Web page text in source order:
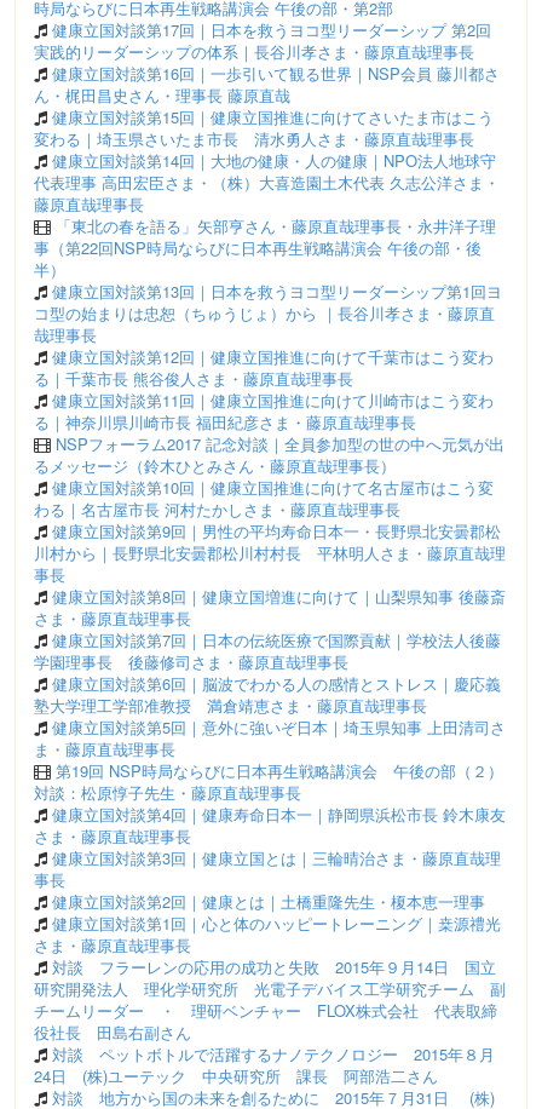
時局ならびに日本再生戦略講演会 午後の部・第2部
健康立国対談第17回｜日本を救うヨコ型リーダーシップ 第2回
実践的リーダーシップの体系｜長谷川孝さま・藤原直哉理事長
健康立国対談第16回｜一歩引いて観る世界｜NSP会員 藤川都さ
ん・梶田昌史さん・理事長 藤原直哉
健康立国対談第15回｜健康立国推進に向けてさいたま市はこう
変わる｜埼玉県さいたま市長 清水勇人さま・藤原直哉理事長
健康立国対談第14回｜大地の健康・人の健康｜NPO法人地球守
代表理事 高田宏臣さま・（株）大喜造園土木代表 久志公洋さま・
藤原直哉理事長
「東北の春を語る」矢部亨さん・藤原直哉理事長・永井洋子理
事（第22回NSP時局ならびに日本再生戦略講演会 午後の部・後
半）
健康立国対談第13回｜日本を救うヨコ型リーダーシップ第1回ヨ
コ型の始まりは忠恕（ちゅうじょ）から ｜長谷川孝さま・藤原直
哉理事長
健康立国対談第12回｜健康立国推進に向けて千葉市はこう変わ
る｜千葉市長 熊谷俊人さま・藤原直哉理事長
健康立国対談第11回｜健康立国推進に向けて川崎市はこう変わ
る｜神奈川県川崎市長 福田紀彦さま・藤原直哉理事長
NSPフォーラム2017 記念対談｜全員参加型の世の中へ元気が出
るメッセージ（鈴木ひとみさん・藤原直哉理事長）
健康立国対談第10回｜健康立国推進に向けて名古屋市はこう変
わる｜名古屋市長 河村たかしさま・藤原直哉理事長
健康立国対談第9回｜男性の平均寿命日本一・長野県北安曇郡松
川村から｜長野県北安曇郡松川村村長 平林明人さま・藤原直哉理
事長
健康立国対談第8回｜健康立国増進に向けて｜山梨県知事 後藤斎
さま・藤原直哉理事長
健康立国対談第7回｜日本の伝統医療で国際貢献｜学校法人後藤
学園理事長 後藤修司さま・藤原直哉理事長
健康立国対談第6回｜脳波でわかる人の感情とストレス｜慶応義
塾大学理工学部准教授 満倉靖恵さま・藤原直哉理事長
健康立国対談第5回｜意外に強いぞ日本｜埼玉県知事 上田清司さ
ま・藤原直哉理事長
第19回 NSP時局ならびに日本再生戦略講演会 午後の部（２）
対談：松原惇子先生・藤原直哉理事長
健康立国対談第4回｜健康寿命日本一｜静岡県浜松市長 鈴木康友
さま・藤原直哉理事長
健康立国対談第3回｜健康立国とは｜三輪晴治さま・藤原直哉理
事長
健康立国対談第2回｜健康とは｜土橋重隆先生・榎本恵一理事
健康立国対談第1回｜心と体のハッピートレーニング｜桒源禮光
さま・藤原直哉理事長
対談 フラーレンの応用の成功と失敗 2015年９月14日 国立
研究開発法人 理化学研究所 光電子デバイス工学研究チーム 副
チームリーダー ・ 理研ベンチャー FLOX株式会社 代表取締
役社長 田島右副さん
対談 ペットボトルで活躍するナノテクノロジー 2015年８月
24日 (株)ユーテック 中央研究所 課長 阿部浩二さん
対談 地方から国の未来を創るために 2015年７月31日 (株)